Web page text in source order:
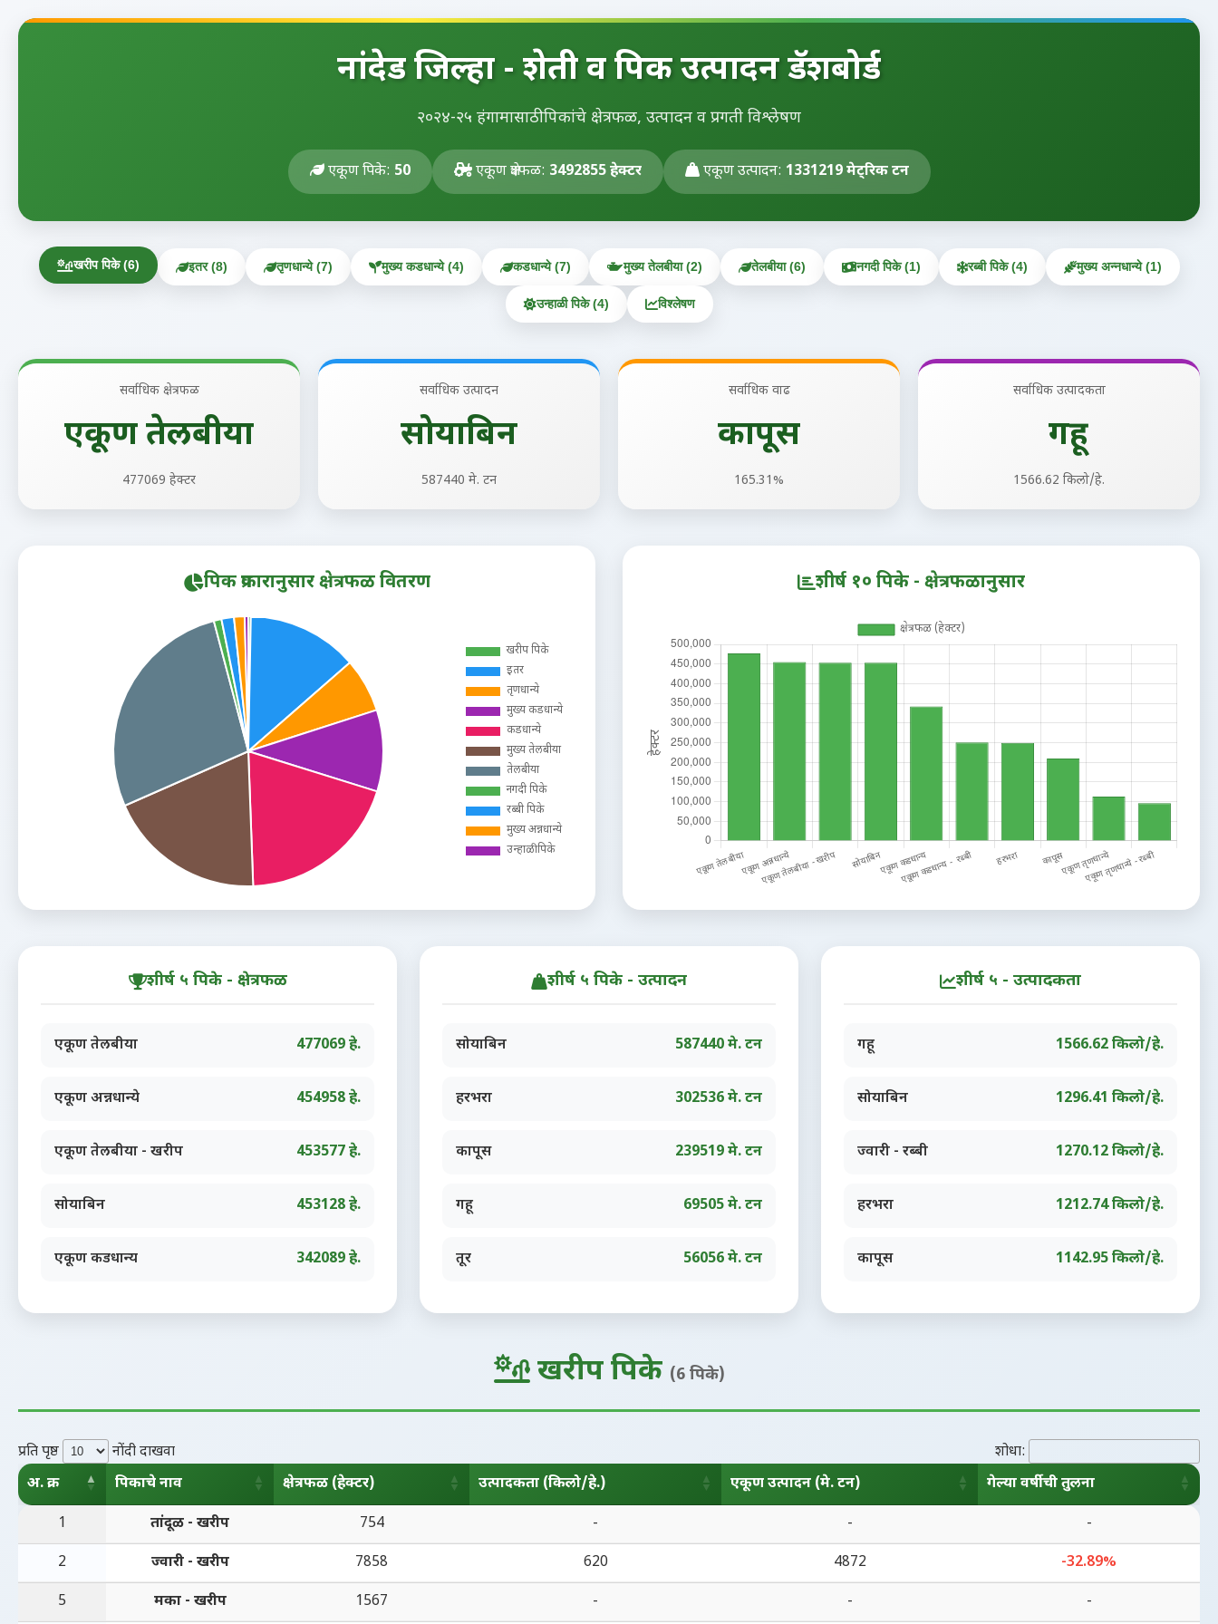
नांदेड जिल्हा - शेती व पिक उत्पादन डॅशबोर्ड
२०२४-२५ हंगामासाठी पिकांचे क्षेत्रफळ, उत्पादन व प्रगती विश्लेषण
एकूण पिके: 50 एकूण क्षेत्रफळ: 3492855 हेक्टर एकूण उत्पादन: 1331219 मेट्रिक टन
खरीप पिके (6) इतर (8) तृणधान्ये (7) मुख्य कडधान्ये (4) कडधान्ये (7) मुख्य तेलबीया (2) तेलबीया (6) नगदी पिके (1) रब्बी पिके (4) मुख्य अन्नधान्ये (1)
उन्हाळी पिके (4) विश्लेषण
सर्वाधिक क्षेत्रफळ
एकूण तेलबीया
477069 हेक्टर
सर्वाधिक उत्पादन
सोयाबिन
587440 मे. टन
सर्वाधिक वाढ
कापूस
165.31%
सर्वाधिक उत्पादकता
गहू
1566.62 किलो/हे.
पिक प्रकारानुसार क्षेत्रफळ वितरण शीर्ष १० पिके - क्षेत्रफळानुसार
शीर्ष ५ पिके - क्षेत्रफळ
एकूण तेलबीया 477069 हे.
एकूण अन्नधान्ये 454958 हे.
एकूण तेलबीया - खरीप 453577 हे.
सोयाबिन 453128 हे.
एकूण कडधान्य 342089 हे.
शीर्ष ५ पिके - उत्पादन
सोयाबिन 587440 मे. टन
हरभरा 302536 मे. टन
कापूस 239519 मे. टन
गहू 69505 मे. टन
तूर 56056 मे. टन
शीर्ष ५ - उत्पादकता
गहू 1566.62 किलो/हे.
सोयाबिन 1296.41 किलो/हे.
ज्वारी - रब्बी 1270.12 किलो/हे.
हरभरा 1212.74 किलो/हे.
कापूस 1142.95 किलो/हे.
खरीप पिके (6 पिके)
प्रति पृष्ठ नोंदी दाखवा
शोधा:
अ. क्र.
पिकाचे नाव क्षेत्रफळ (हेक्टर) उत्पादकता (किलो/हे.) एकूण उत्पादन (मे. टन)
गेल्या वर्षीची तुलना
पिकाचे नाव क्षेत्रफळ (हेक्टर)
1 तांदूळ - खरीप 754 - - -
2 ज्वारी - खरीप 7858 620 4872 -32.89%
5 मका - खरीप 1567 - - -